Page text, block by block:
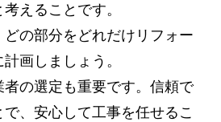
えることです。
の部分をどれだけリフォー
画しましょう。
者の選定も重要です。信頼で
、安心して工事を任せるこ